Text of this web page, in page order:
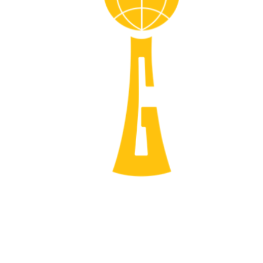
علائم راهنمایی و رانندگی چراغ عابر پیاده
چراغ عابر پیاده دو چراغ سبز و قرمز دارد که سبز به معنی مجاز بودن عبور است
حالت زرد که هشدار در چراغ های راهنمایی و رانندگی باشد در این چراغ ها به
صورت چشمک زدن همان رنگ است.
یعنی چراغ سبز با چشمک زدن آلارم میدهد که رنگ چراغ در حال تغییر است
هم چنین رنگ قرمز با چشمک زدن نشان می دهد که رنگ در حال تغییر به